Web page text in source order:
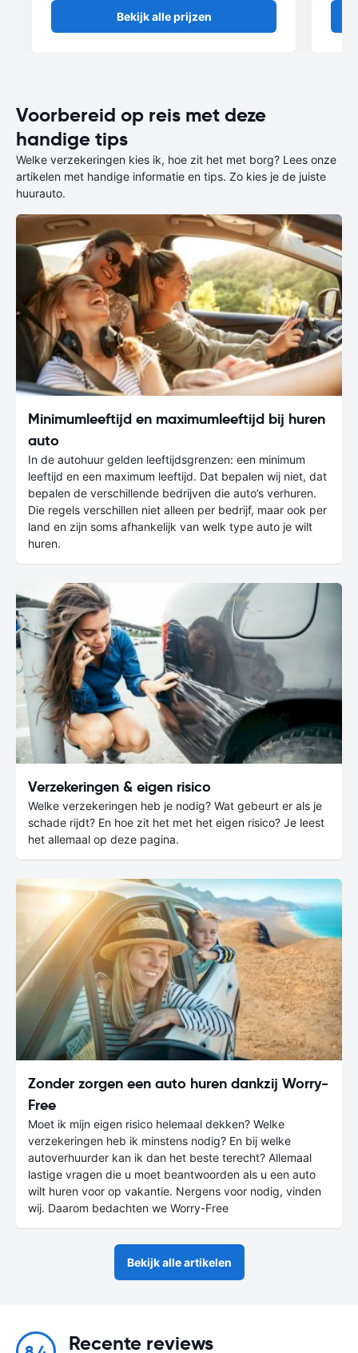
Bekijk alle prijzen
Voorbereid op reis met deze
handige tips
Welke verzekeringen kies ik, hoe zit het met borg? Lees onze
artikelen met handige informatie en tips. Zo kies je de juiste
huurauto.
Minimumleeftijd en maximumleeftijd bij huren
auto
In de autohuur gelden leeftijdsgrenzen: een minimum
leeftijd en een maximum leeftijd. Dat bepalen wij niet, dat
bepalen de verschillende bedrijven die auto’s verhuren.
Die regels verschillen niet alleen per bedrijf, maar ook per
land en zijn soms afhankelijk van welk type auto je wilt
huren.
Verzekeringen & eigen risico
Welke verzekeringen heb je nodig? Wat gebeurt er als je
schade rijdt? En hoe zit het met het eigen risico? Je leest
het allemaal op deze pagina.
Zonder zorgen een auto huren dankzij Worry-
Free
Moet ik mijn eigen risico helemaal dekken? Welke
verzekeringen heb ik minstens nodig? En bij welke
autoverhuurder kan ik dan het beste terecht? Allemaal
lastige vragen die u moet beantwoorden als u een auto
wilt huren voor op vakantie. Nergens voor nodig, vinden
wij. Daarom bedachten we Worry-Free
Bekijk alle artikelen
Recente reviews